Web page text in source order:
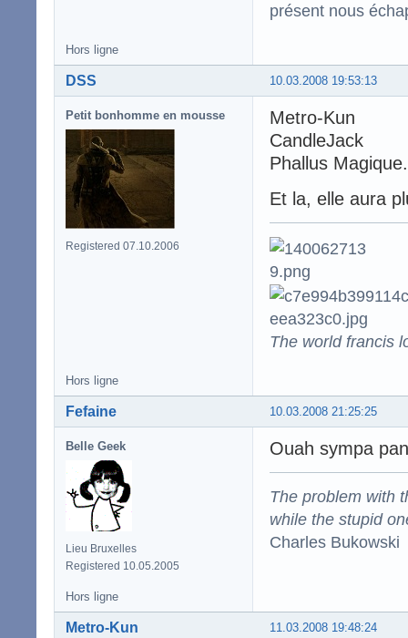
présent nous
Hors ligne
10.03.2008 19:53:13
DSS
Petit bonhomme en mousse
Registered 07.10.2006
Metro-Kun
CandleJack
Phallus Magique.
Et la, elle aura
The world francis
Hors ligne
10.03.2008 21:25:25
Fefaine
Belle Geek
Lieu Bruxelles
Registered 10.05.2005
Ouah sympa
The problem with
while the stupid
Charles Bukowski
Hors ligne
11.03.2008 19:48:24
Metro-Kun